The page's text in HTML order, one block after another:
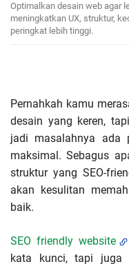
Optimalkan desain web agar
meningkatkan UX, struktur,
peringkat lebih tinggi.
Pernahkah kamu
desain yang keren,
jadi masalahnya ada
maksimal. Sebagus
struktur yang SEO-
akan kesulitan
baik.
SEO friendly website
kata kunci, tapi juga